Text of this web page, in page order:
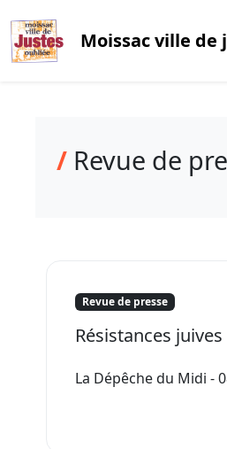
Moissac ville de
/ Revue de
Revue de presse
Résistances juives
La Dépêche du Midi -